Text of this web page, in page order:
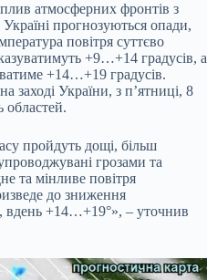
атмосферних фронтів з
прогнозуються опади,
повітря суттєво
+9…+14 градусів, а
+14…+19 градусів.
заході України, з п’ятниці, 8
областей.
пройдуть дощі, більш
грозами та
та мінливе повітря
до зниження
вдень +14…+19°», – уточнив